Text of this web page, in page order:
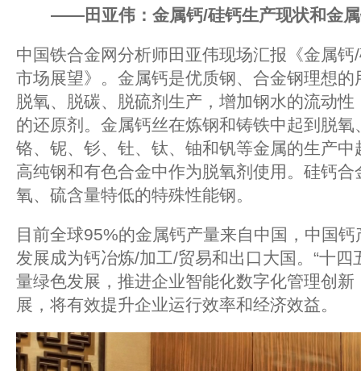
——田亚伟：金属钙/硅钙生产现状和金
中国铁合金网分析师田亚伟现场汇报《金属
市场展望》。金属钙是优质钢、合金钢理想
脱氧、脱碳、脱硫剂生产，增加钢水的流动
的还原剂。金属钙丝在炼钢和铸铁中起到脱
铬、铌、钐、钍、钛、铀和钒等金属的生产
高纯钢和有色合金中作为脱氧剂使用。硅钙
氧、硫含量特低的特殊性能钢。
目前全球95%的金属钙产量来自中国，中国
发展成为钙冶炼/加工/贸易和出口大国。“十四
量绿色发展，推进企业智能化数字化管理创
展，将有效提升企业运行效率和经济效益。